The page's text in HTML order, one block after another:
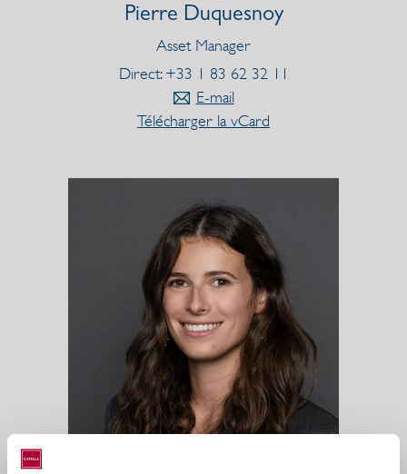
Pierre Duquesnoy
Asset Manager
Direct: +33 1 83 62 32 11
E-mail
Télécharger la vCard